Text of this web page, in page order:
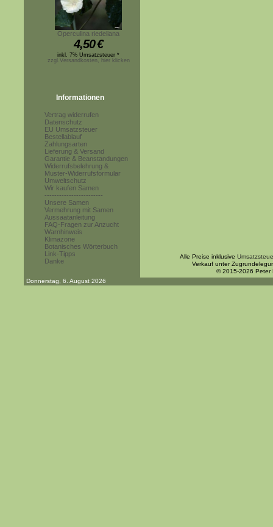
Operculina riedeliana
4,50€
inkl. 7% Umsatzsteuer *
zzgl.Versandkosten, hier klicken
Informationen
Vertrag widerrufen
Datenschutz
EU Umsatzsteuer
Bestellablauf
Zahlungsarten
Lieferung & Versand
Garantie & Beanstandungen
Widerrufsbelehrung &
Muster-Widerrufsformular
Umweltschutz
Wir kaufen Samen
------------------------
Unsere Samen
Vermehrung mit Samen
Aussaatanleitung
FAQ-Fragen zur Anzucht
Warnhinweis
Klimazone
Botanisches Wörterbuch
Link-Tipps
Danke
Alle Preise inklusive
Verkauf unter
© 2015-2026 Peter
Donnerstag, 6. August 2026